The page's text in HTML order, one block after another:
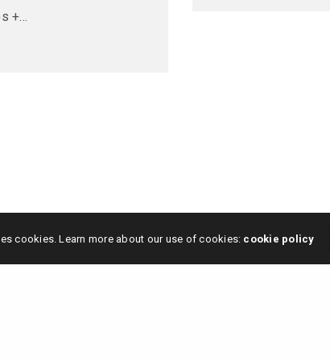
+…
cookies. Learn more about our use of cookies: cookie policy